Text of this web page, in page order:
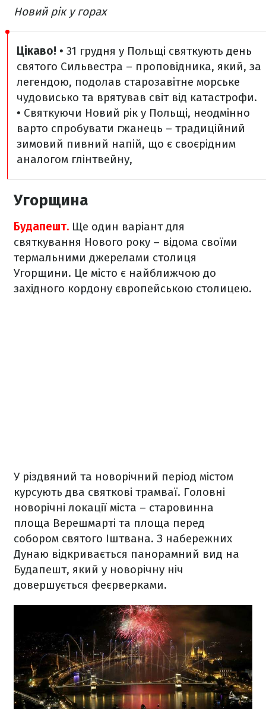
Новий рік у горах
Цікаво! • 31 грудня у Польщі святкують день
святого Сильвестра – проповідника, який, за
легендою, подолав старозавітне морське
чудовисько та врятував світ від катастрофи.
• Святкуючи Новий рік у Польщі, неодмінно
варто спробувати гжанець – традиційний
зимовий пивний напій, що є своєрідним
аналогом глінтвейну,
Угорщина
Будапешт. Ще один варіант для
святкування Нового року – відома своїми
термальними джерелами столиця
Угорщини. Це місто є найближчою до
західного кордону європейською столицею.
У різдвяний та новорічний період містом
курсують два святкові трамваї. Головні
новорічні локації міста – старовинна
площа Верешмарті та площа перед
собором святого Іштвана. З набережних
Дунаю відкривається панорамний вид на
Будапешт, який у новорічну ніч
довершується феєрверками.